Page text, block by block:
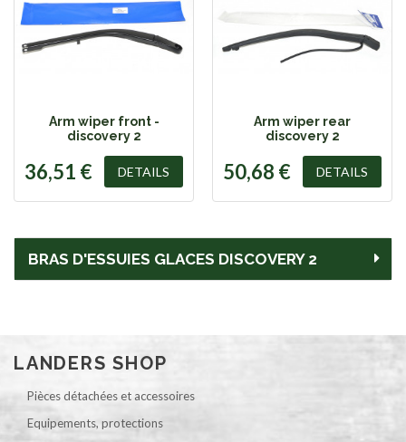
BRAS D'ESSUIES GLACES DISCOVERY 2
Arm wiper front -
discovery 2
36,51 € DETAILS
Arm wiper rear
discovery 2
50,68 € DETAILS
LANDERS SHOP
Pièces détachées et accessoires
Equipements, protections